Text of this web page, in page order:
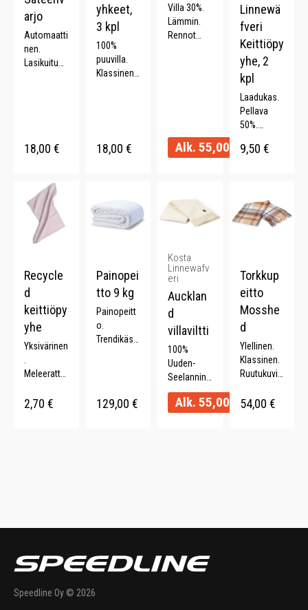
arjo
Automaatti
nen.
Lasikuitua.
95 cm.
18,00 €
yhkeet,
3 kpl
100%
puuvilla.
Klassinen
18,00 €
Villa 30%.
Lämmin.
Rennot
Alk. 55,00
Linnewä
fveri
Keittiöpy
yhe, 2
kpl
Laadukas.
Pellava
50%.
nti. 2 kpl.
9,50 €
Recycle
d
keittiöpy
yhe
Yksivärinen
Meleerattu.
en.
2,70 €
Painopei
tto 9 kg
Painopeitt
o.
Trendikäs.
150 x 210
129,00 €
Kosta
Linnewafv
eri
Aucklan
d
villaviltti
100%
Uuden-
Seelannin
villaa.
Pehmeä.
Alk. 55,00
Torkkup
eitto
Mosshe
d
Ylellinen.
Klassinen.
Ruutukuvio
Merinovilla
54,00 €
Speedline Oy © 2026